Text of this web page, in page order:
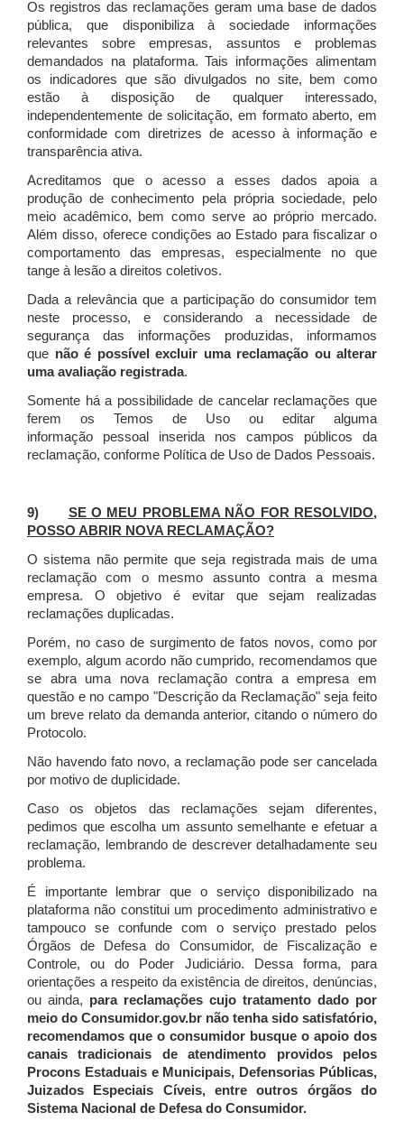
Os registros das reclamações geram uma base de dados
pública, que disponibiliza à sociedade informações
relevantes sobre empresas, assuntos e problemas
demandados na plataforma. Tais informações alimentam
os indicadores que são divulgados no site, bem como
estão à disposição de qualquer interessado,
independentemente de solicitação, em formato aberto, em
conformidade com diretrizes de acesso à informação e
transparência ativa.
Acreditamos que o acesso a esses dados apoia a
produção de conhecimento pela própria sociedade, pelo
meio acadêmico, bem como serve ao próprio mercado.
Além disso, oferece condições ao Estado para fiscalizar o
comportamento das empresas, especialmente no que
tange à lesão a direitos coletivos.
Dada a relevância que a participação do consumidor tem
neste processo, e considerando a necessidade de
segurança das informações produzidas, informamos
que não é possível excluir uma reclamação ou alterar
uma avaliação registrada.
Somente há a possibilidade de cancelar reclamações que
ferem os Temos de Uso ou editar alguma
informação pessoal inserida nos campos públicos da
reclamação, conforme Política de Uso de Dados Pessoais.
9) SE O MEU PROBLEMA NÃO FOR RESOLVIDO,
POSSO ABRIR NOVA RECLAMAÇÃO?
O sistema não permite que seja registrada mais de uma
reclamação com o mesmo assunto contra a mesma
empresa. O objetivo é evitar que sejam realizadas
reclamações duplicadas.
Porém, no caso de surgimento de fatos novos, como por
exemplo, algum acordo não cumprido, recomendamos que
se abra uma nova reclamação contra a empresa em
questão e no campo "Descrição da Reclamação" seja feito
um breve relato da demanda anterior, citando o número do
Protocolo.
Não havendo fato novo, a reclamação pode ser cancelada
por motivo de duplicidade.
Caso os objetos das reclamações sejam diferentes,
pedimos que escolha um assunto semelhante e efetuar a
reclamação, lembrando de descrever detalhadamente seu
problema.
É importante lembrar que o serviço disponibilizado na
plataforma não constitui um procedimento administrativo e
tampouco se confunde com o serviço prestado pelos
Órgãos de Defesa do Consumidor, de Fiscalização e
Controle, ou do Poder Judiciário. Dessa forma, para
orientações a respeito da existência de direitos, denúncias,
ou ainda, para reclamações cujo tratamento dado por
meio do Consumidor.gov.br não tenha sido satisfatório,
recomendamos que o consumidor busque o apoio dos
canais tradicionais de atendimento providos pelos
Procons Estaduais e Municipais, Defensorias Públicas,
Juizados Especiais Cíveis, entre outros órgãos do
Sistema Nacional de Defesa do Consumidor.